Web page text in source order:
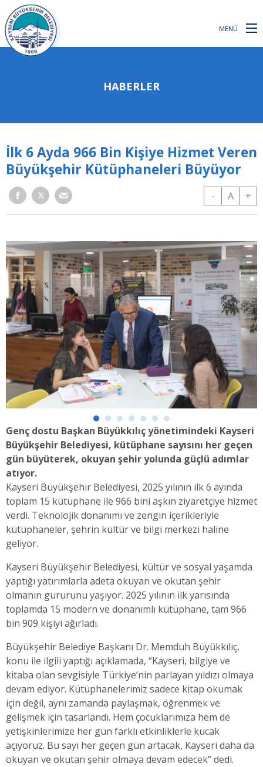
MENÜ
HABERLER
İlk 6 Ayda 966 Bin Kişiye Hizmet Veren
Büyükşehir Kütüphaneleri Büyüyor
- A +
Genç dostu Başkan Büyükkılıç yönetimindeki Kayseri
Büyükşehir Belediyesi, kütüphane sayısını her geçen
gün büyüterek, okuyan şehir yolunda güçlü adımlar
atıyor.
Kayseri Büyükşehir Belediyesi, 2025 yılının ilk 6 ayında
toplam 15 kütüphane ile 966 bini aşkın ziyaretçiye hizmet
verdi. Teknolojik donanımı ve zengin içerikleriyle
kütüphaneler, şehrin kültür ve bilgi merkezi haline
geliyor.
Kayseri Büyükşehir Belediyesi, kültür ve sosyal yaşamda
yaptığı yatırımlarla adeta okuyan ve okutan şehir
olmanın gururunu yaşıyor. 2025 yılının ilk yarısında
toplamda 15 modern ve donanımlı kütüphane, tam 966
bin 909 kişiyi ağırladı.
Büyükşehir Belediye Başkanı Dr. Memduh Büyükkılıç,
konu ile ilgili yaptığı açıklamada, “Kayseri, bilgiye ve
kitaba olan sevgisiyle Türkiye’nin parlayan yıldızı olmaya
devam ediyor. Kütüphanelerimiz sadece kitap okumak
için değil, aynı zamanda paylaşmak, öğrenmek ve
gelişmek için tasarlandı. Hem çocuklarımıza hem de
yetişkinlerimize her gün farklı etkinliklerle kucak
açıyoruz. Bu sayı her geçen gün artacak, Kayseri daha da
okuyan ve okutan şehir olmaya devam edecek” dedi.